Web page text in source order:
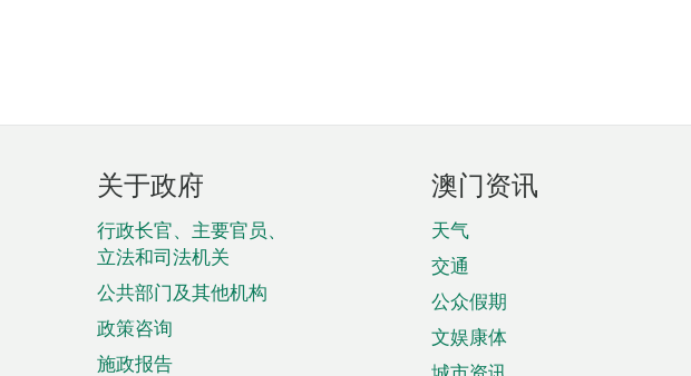
页
脚
菜
单
关于政府
行政长官、主要官员、
立法和司法机关
公共部门及其他机构
政策咨询
施政报告
澳门资讯
天气
交通
公众假期
文娱康体